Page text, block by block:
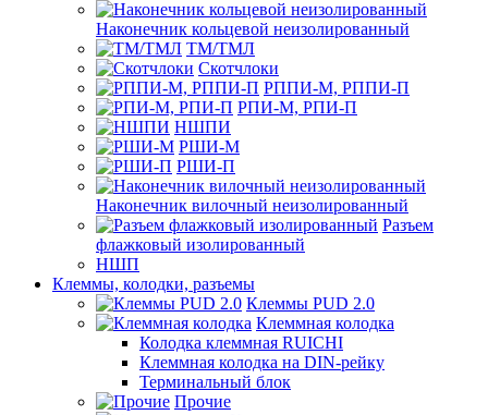
Наконечник кольцевой неизолированный
ТМ/ТМЛ
Скотчлоки
РППИ-М, РППИ-П
РПИ-М, РПИ-П
НШПИ
РШИ-М
РШИ-П
Наконечник вилочный неизолированный
Разъем
флажковый изолированный
НШП
Клеммы, колодки, разъемы
Клеммы PUD 2.0
Клеммная колодка
Колодка клеммная RUICHI
Клеммная колодка на DIN-рейку
Терминальный блок
Прочие